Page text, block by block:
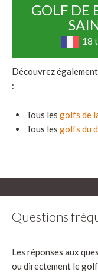
GOLF DE
18
Découvrez
:
Tous les golfs de
Tous les golfs du
Questions
Les réponses aux
ou directement le